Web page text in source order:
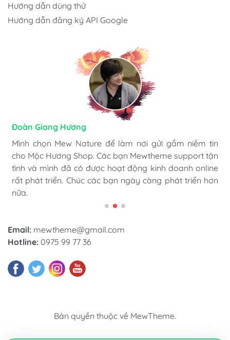
Hướng dẫn dùng thử
Hướng dẫn đăng ký API Google
Hương Suri
Mình đang kinh doanh thiết bị Y tế, mình đã sử dụng
Mew Clinic của Mewtheme. Mình cảm thấy rất tuyệt vời
khi được Mewtheme support nhiệt tình, mặc dù mình
mới chập chững bước đầu vào kinh doanh online trên
website.
Đoàn Giang Hương
Mình chọn Mew Nature để làm nơi gửi gắm niềm tin
cho Mộc Hương Shop. Các bạn Mewtheme support tận
tình và mình đã có được hoạt động kinh doanh online
rất phát triển. Chúc các bạn ngày càng phát triển hơn
nữa.
Ngọc Anh
Mew Furniture có lẽ là giao diện tuyệt vời nhất với mình
hiện tại. Doanh số của mình bùng nổ sau khi chuyển
đổi số và sử dụng giao diện bên Mewtheme. Chúc các
bạn ngày càng thanh công hơn nữa nhé.
Email: mewtheme@gmail.com
Hotline: 0975 99 77 36
Bản quyền thuộc về MewTheme.